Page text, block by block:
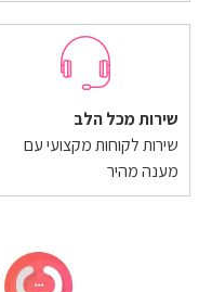
שירות מכל הלב
שירות לקוחות מקצועי עם
מענה מהיר